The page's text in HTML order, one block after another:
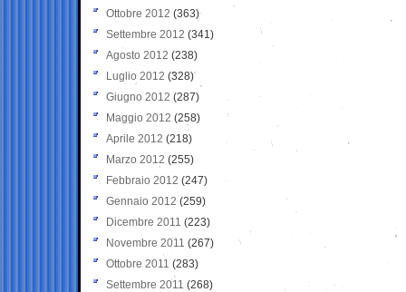
Ottobre 2012 (363)
Settembre 2012 (341)
Agosto 2012 (238)
Luglio 2012 (328)
Giugno 2012 (287)
Maggio 2012 (258)
Aprile 2012 (218)
Marzo 2012 (255)
Febbraio 2012 (247)
Gennaio 2012 (259)
Dicembre 2011 (223)
Novembre 2011 (267)
Ottobre 2011 (283)
Settembre 2011 (268)